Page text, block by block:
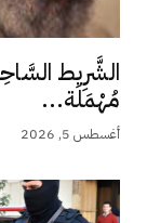
الشَّرِيط
مُهْمَلَة...
أغسطس 5, 2026